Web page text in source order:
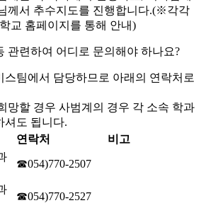
께서 추수지도를 진행합니다.(※각각
교 홈페이지를 통해 안내)
관련하여 어디로 문의해야 하나요?
스팀에서 담당하므로 아래의 연락처로
망할 경우 사범계의 경우 각 소속 학과
셔도 됩니다.
연락처
비고
☎054)770-2507
☎054)770-2527